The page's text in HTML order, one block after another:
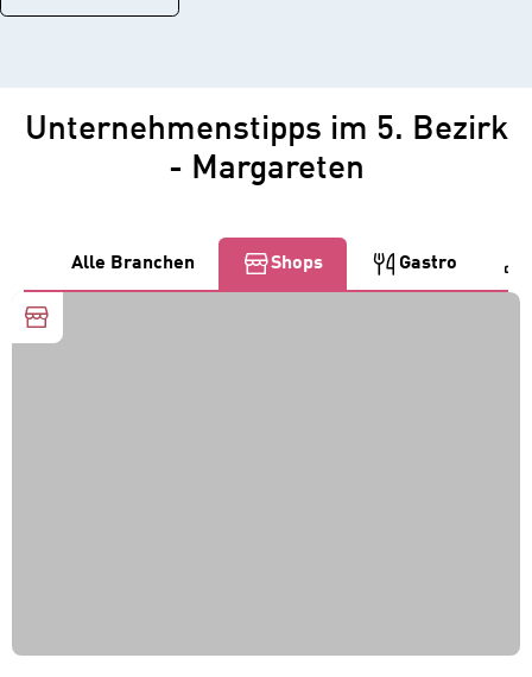
Unternehmenstipps im 5. Bezirk
- Margareten
Alle Branchen Shops Gastro